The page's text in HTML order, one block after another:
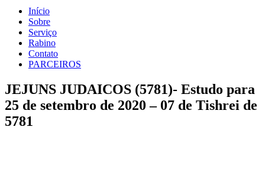
Início
Sobre
Serviço
Rabino
Contato
PARCEIROS
JEJUNS JUDAICOS (5781)- Estudo para
25 de setembro de 2020 – 07 de Tishrei de
5781